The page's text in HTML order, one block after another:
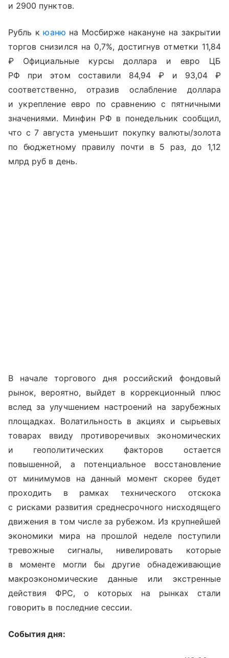
и 2900 пунктов.
Рубль кюаню на Мосбирже накануне на закрытии
торгов снизился на 0,7%, достигнув отметки 11,84
₽ Официальные курсы доллара и евро ЦБ
РФ при этом составили 84,94 ₽ и 93,04 ₽
соответственно, отразив ослабление доллара
и укрепление евро по сравнению с пятничными
значениями. Минфин РФ в понедельник сообщил,
что с 7 августа уменьшит покупку валюты/золота
по бюджетному правилу почти в 5 раз, до 1,12
млрд руб в день.
В начале торгового дня российский фондовый
рынок, вероятно, выйдет в коррекционный плюс
вслед за улучшением настроений на зарубежных
площадках. Волатильность в акциях и сырьевых
товарах ввиду противоречивых экономических
и геополитических факторов остается
повышенной, а потенциальное восстановление
от минимумов на данный момент скорее будет
проходить в рамках технического отскока
с рисками развития среднесрочного нисходящего
движения в том числе за рубежом. Из крупнейшей
экономики мира на прошлой неделе поступили
тревожные сигналы, нивелировать которые
в моменте могли бы другие обнадеживающие
макроэкономические данные или экстренные
действия ФРС, о которых на рынках стали
говорить в последние сессии.
События дня: